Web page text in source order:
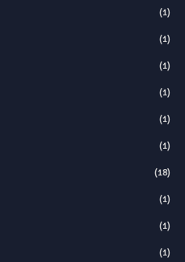
(1)
(1)
(1)
(1)
(1)
(1)
(18)
(1)
(1)
(1)